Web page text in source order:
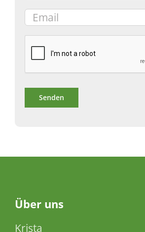
Über uns
Krista